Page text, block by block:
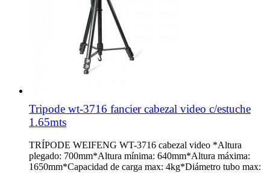
Tripode wt-3716 fancier cabezal video c/estuche
1.65mts
TRÍPODE WEIFENG WT-3716 cabezal video *Altura
plegado: 700mm*Altura mínima: 640mm*Altura máxima:
1650mm*Capacidad de carga max: 4kg*Diámetro tubo max: